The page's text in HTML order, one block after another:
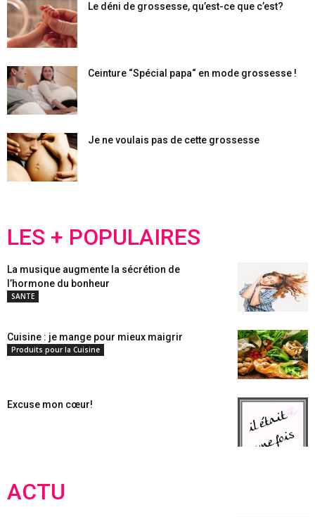
Le déni de grossesse, qu’est-ce que c’est?
Ceinture “Spécial papa“ en mode grossesse !
Je ne voulais pas de cette grossesse
LES + POPULAIRES
La musique augmente la sécrétion de
l’hormone du bonheur
SANTE
Cuisine : je mange pour mieux maigrir
Produits pour la Cuisine
Excuse mon cœur!
ACTU